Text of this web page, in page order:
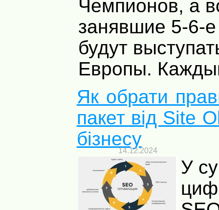
Чемпионов, а
занявшие 5-6-
будут
Европы.
Як обрати
пакет від Site
бізнесу
14.12.2024
У